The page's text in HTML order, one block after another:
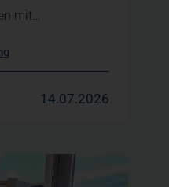
mit…
14.07.2026